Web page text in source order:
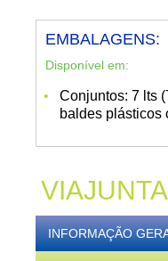
EMBALAGENS:
Disponível em:
Conjuntos: 7 lts
baldes plásticos
INFORMAÇÃO